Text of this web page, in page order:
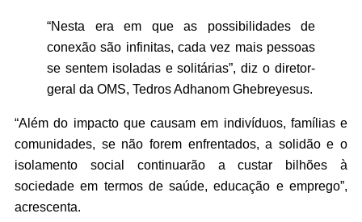
“Nesta era em que as possibilidades de
conexão são infinitas, cada vez mais pessoas
se sentem isoladas e solitárias”, diz o diretor-
geral da OMS, Tedros Adhanom Ghebreyesus.
“Além do impacto que causam em indivíduos, famílias e
comunidades, se não forem enfrentados, a solidão e o
isolamento social continuarão a custar bilhões à
sociedade em termos de saúde, educação e emprego”,
acrescenta.